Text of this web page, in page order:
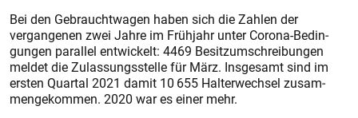
Bei den Ge­braucht­wa­gen ha­ben sich die Zah­len der
vergangenen zwei Jah­re im Früh­jahr un­ter Co­ro­na­-Be­din­
gun­gen par­al­lel ent­wi­ckelt: 4469 Be­sit­zum­schrei­bun­gen
mel­det die Zu­las­sungs­stel­le für März. Ins­ge­samt sind im
ers­ten Quar­tal 2021 da­mit 10 655 Hal­ter­wech­sel zu­sam­
men­ge­kom­men. 2020 war es ei­ner mehr.